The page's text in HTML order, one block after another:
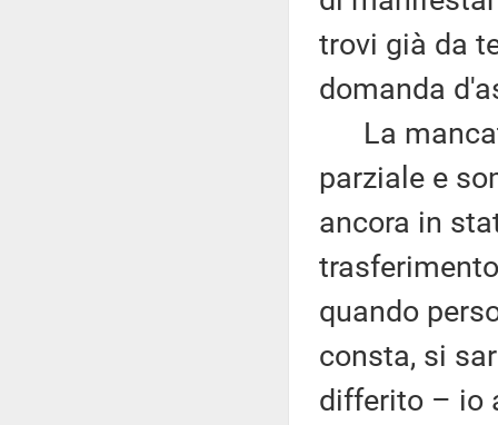
trovi già da
domanda
La
parziale e
ancora in
quando
consta, si
differito – io